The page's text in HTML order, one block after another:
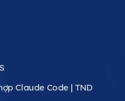
Claude Code | TND